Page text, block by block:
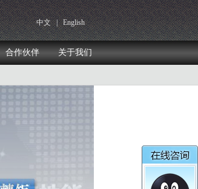
中文 | English
合作伙伴 关于我们